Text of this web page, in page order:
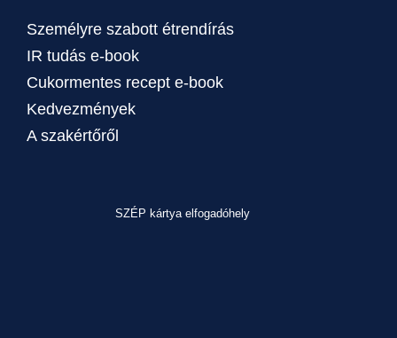
Személyre szabott étrendírás
IR tudás e-book
Cukormentes recept e-book
Kedvezmények
A szakértőről
SZÉP kártya elfogadóhely